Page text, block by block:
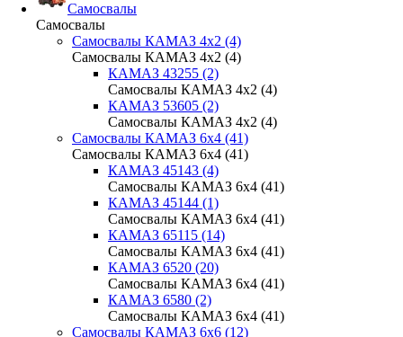
Самосвалы
Самосвалы
Самосвалы КАМАЗ 4х2 (4)
Самосвалы КАМАЗ 4х2 (4)
КАМАЗ 43255 (2)
Самосвалы КАМАЗ 4х2 (4)
КАМАЗ 53605 (2)
Самосвалы КАМАЗ 4х2 (4)
Самосвалы КАМАЗ 6х4 (41)
Самосвалы КАМАЗ 6х4 (41)
КАМАЗ 45143 (4)
Самосвалы КАМАЗ 6х4 (41)
КАМАЗ 45144 (1)
Самосвалы КАМАЗ 6х4 (41)
КАМАЗ 65115 (14)
Самосвалы КАМАЗ 6х4 (41)
КАМАЗ 6520 (20)
Самосвалы КАМАЗ 6х4 (41)
КАМАЗ 6580 (2)
Самосвалы КАМАЗ 6х4 (41)
Самосвалы КАМАЗ 6х6 (12)